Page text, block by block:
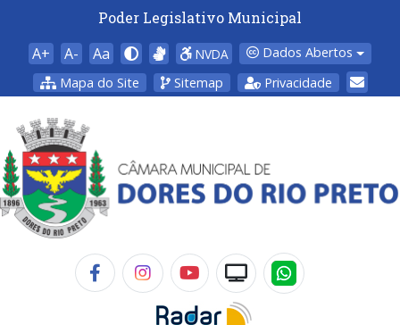
Poder Legislativo Municipal
A+ A- Aa NVDA
Dados Abertos
Mapa do Site
Sitemap Privacidade